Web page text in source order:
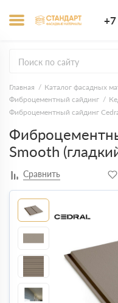
Главная Каталог фасадных
Фиброцементный сайдинг
Фиброцементный сайдинг
Smooth